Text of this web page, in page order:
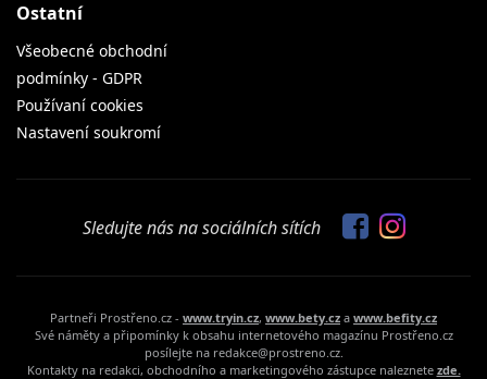
Ostatní
Všeobecné obchodní
podmínky - GDPR
Používaní cookies
Nastavení soukromí
Sledujte nás na sociálních sítích
Partneři Prostřeno.cz - www.tryin.cz, www.bety.cz a www.befity.cz
Své náměty a připomínky k obsahu internetového magazínu Prostřeno.cz
posílejte na redakce@prostreno.cz.
Kontakty na redakci, obchodního a marketingového zástupce naleznete zde.